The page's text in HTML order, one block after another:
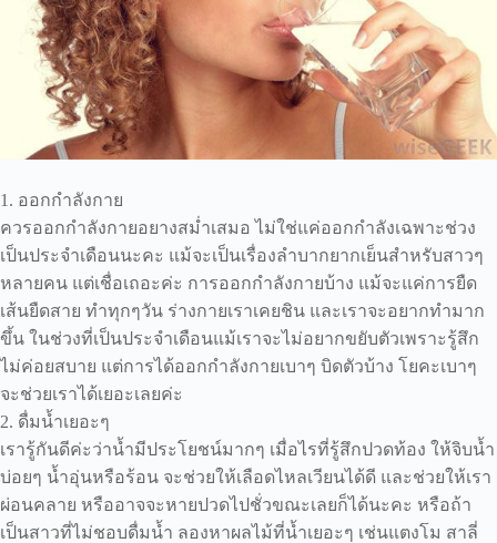
1. ออกกำลังกาย
ควรออกกำลังกายอยางสม่ำเสมอ ไม่ใช่แค่ออกกำลังเฉพาะช่วง
เป็นประจำเดือนนะคะ แม้จะเป็นเรื่องลำบากยากเย็นสำหรับสาวๆ
หลายคน แต่เชื่อเถอะค่ะ การออกกำลังกายบ้าง แม้จะแค่การยืด
เส้นยืดสาย ทำทุกๆวัน ร่างกายเราเคยชิน และเราจะอยากทำมาก
ขึ้น ในช่วงที่เป็นประจำเดือนแม้เราจะไม่อยากขยับตัวเพราะรู้สึก
ไม่ค่อยสบาย แต่การได้ออกกำลังกายเบาๆ บิดตัวบ้าง โยคะเบาๆ
จะช่วยเราได้เยอะเลยค่ะ
2. ดื่มน้ำเยอะๆ
เรารู้กันดีค่ะว่าน้ำมีประโยชน์มากๆ เมื่อไรที่รู้สึกปวดท้อง ให้จิบน้ำ
บ่อยๆ น้ำอุ่นหรือร้อน จะช่วยให้เลือดไหลเวียนได้ดี และช่วยให้เรา
ผ่อนคลาย หรืออาจจะหายปวดไปชั่วขณะเลยก็ได้นะคะ หรือถ้า
เป็นสาวที่ไม่ชอบดื่มน้ำ ลองหาผลไม้ที่น้ำเยอะๆ เช่นแตงโม สาลี่